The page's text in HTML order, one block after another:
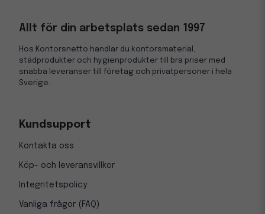
Allt för din arbetsplats sedan 1997
Hos Kontorsnetto handlar du kontorsmaterial,
städprodukter och hygienprodukter till bra priser med
snabba leveranser till företag och privatpersoner i hela
Sverige.
Kundsupport
Kontakta oss
Köp- och leveransvillkor
Integritetspolicy
Vanliga frågor (FAQ)